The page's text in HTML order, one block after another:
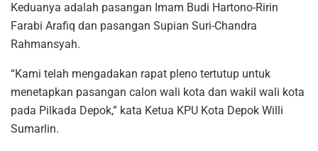
Keduanya adalah pasangan Imam Budi Hartono-Ririn
Farabi Arafiq dan pasangan Supian Suri-Chandra
Rahmansyah.
“Kami telah mengadakan rapat pleno tertutup untuk
menetapkan pasangan calon wali kota dan wakil wali kota
pada Pilkada Depok,” kata Ketua KPU Kota Depok Willi
Sumarlin.